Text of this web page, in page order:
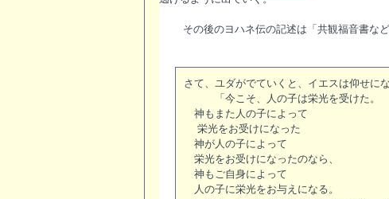
その後のヨハネ伝の記述は「共観福音書など
さて、ユダがでていくと、イエスは仰せにな
「今こそ、人の子は栄光を受けた。
神もまた人の子によって
栄光をお受けになった
神が人の子によって
栄光をお受けになったのなら、
神もご自身によって
人の子に栄光をお与えになる。